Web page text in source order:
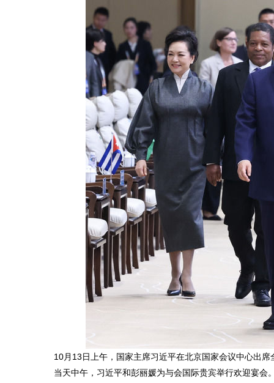
10月13日上午，国家主席习近平在北京国家会议中心出
当天中午，习近平和彭丽媛为与会国际贵宾举行欢迎宴会